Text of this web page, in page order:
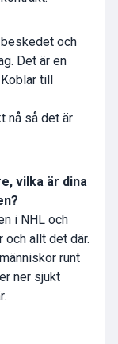
och
Det är en
till
nå så det är
vilka är dina
i NHL och
allt det där.
runt
ner sjukt